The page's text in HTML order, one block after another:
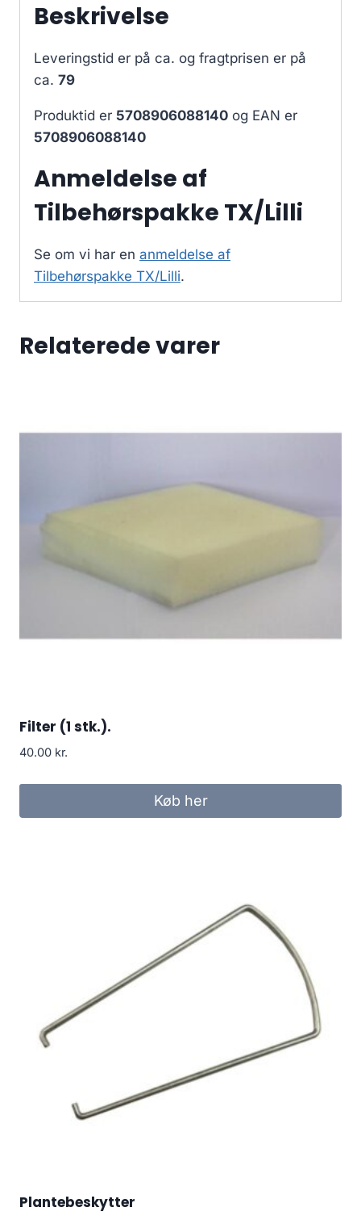
Beskrivelse
Leveringstid er på ca. og fragtprisen er på
ca. 79
Produktid er 5708906088140 og EAN er
5708906088140
Anmeldelse af
Tilbehørspakke TX/Lilli
Se om vi har en anmeldelse af
Tilbehørspakke TX/Lilli.
Relaterede varer
Filter (1 stk.).
40.00 kr.
Køb her
Plantebeskytter